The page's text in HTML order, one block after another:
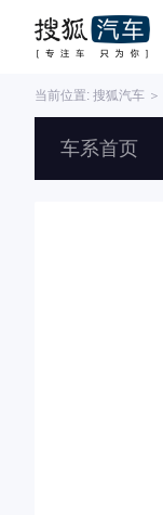
当前位置: 搜狐汽车 ＞
车系首页